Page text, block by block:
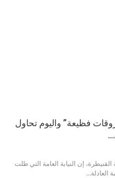
فظيعة” واليوم تحاول
إن النيابة العامة التي ظلت
العادلة…